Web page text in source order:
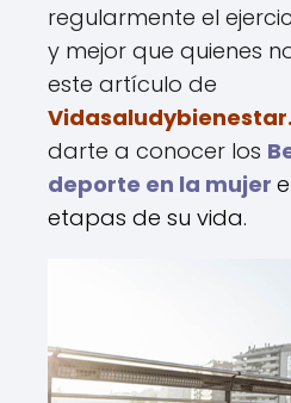
regularmente el
y mejor que quienes
este artículo de
darte a conocer los
deporte en la mujer
etapas de su vida.